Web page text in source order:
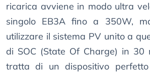
ricarica avviene in modo ultra
singolo EB3A fino a 350W,
utilizzare il sistema PV unito a
di SOC (State Of Charge) in 30
tratta di un dispositivo